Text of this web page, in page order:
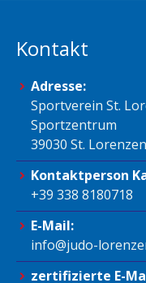
Kontakt
Adresse:
Sportverein St.
Sportzentrum
39030 St. Lorenzen
Kontaktperson
+39 338 8180718
E-Mail:
info@judo-
zertifizierte E-